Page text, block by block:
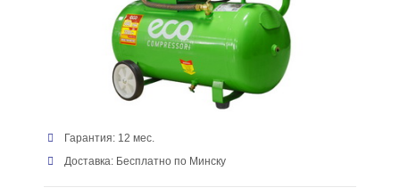
Гарантия: 12 мес.
Доставка: Бесплатно по Минску